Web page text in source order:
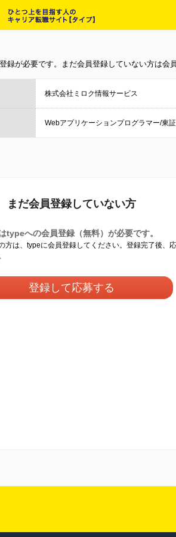
録が必要です。まだ会員登録していない方は会
株式会社ミロク情報サービス
Webアプリケーションプログラマー/東
まだ会員登録していない方
typeへの会員登録（無料）が必要です。
方は、typeに会員登録してください。登録完了後、
登録して応募する